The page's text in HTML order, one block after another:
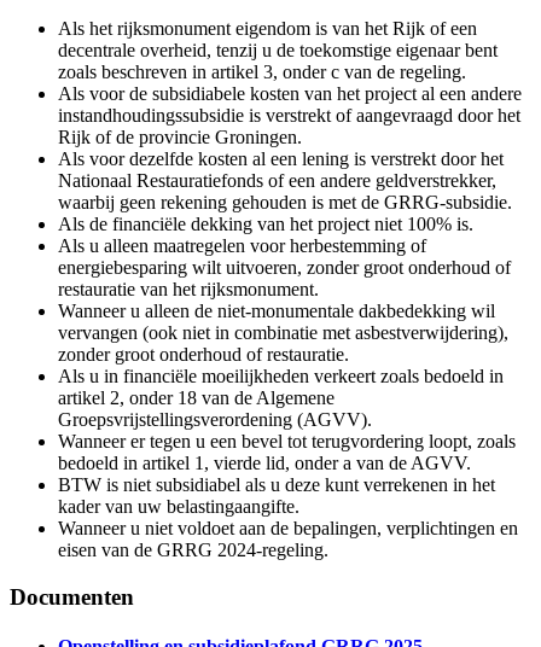
Als het rijksmonument eigendom is van het Rijk of een
decentrale overheid, tenzij u de toekomstige eigenaar bent
zoals beschreven in artikel 3, onder c van de regeling.
Als voor de subsidiabele kosten van het project al een andere
instandhoudingssubsidie is verstrekt of aangevraagd door het
Rijk of de provincie Groningen.
Als voor dezelfde kosten al een lening is verstrekt door het
Nationaal Restauratiefonds of een andere geldverstrekker,
waarbij geen rekening gehouden is met de GRRG-subsidie.
Als de financiële dekking van het project niet 100% is.
Als u alleen maatregelen voor herbestemming of
energiebesparing wilt uitvoeren, zonder groot onderhoud of
restauratie van het rijksmonument.
Wanneer u alleen de niet-monumentale dakbedekking wil
vervangen (ook niet in combinatie met asbestverwijdering),
zonder groot onderhoud of restauratie.
Als u in financiële moeilijkheden verkeert zoals bedoeld in
artikel 2, onder 18 van de Algemene
Groepsvrijstellingsverordening (AGVV).
Wanneer er tegen u een bevel tot terugvordering loopt, zoals
bedoeld in artikel 1, vierde lid, onder a van de AGVV.
BTW is niet subsidiabel als u deze kunt verrekenen in het
kader van uw belastingaangifte.
Wanneer u niet voldoet aan de bepalingen, verplichtingen en
eisen van de GRRG 2024-regeling.
Documenten